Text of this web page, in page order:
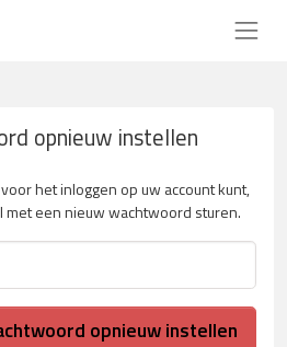
opnieuw instellen
het inloggen op uw account kunt,
met een nieuw wachtwoord sturen.
opnieuw instellen